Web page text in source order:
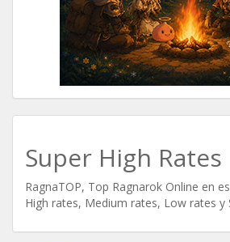
Super High Rates
RagnaTOP, Top Ragnarok Online en
High rates, Medium rates, Low rates y